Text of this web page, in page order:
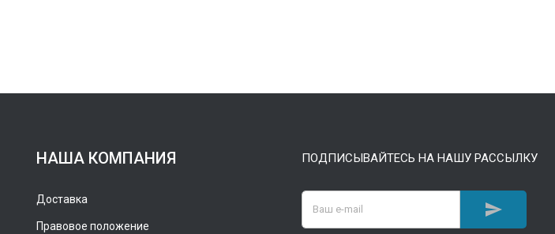
НАША КОМПАНИЯ
Доставка
Правовое положение
ПОДПИСЫВАЙТЕСЬ НА НАШУ РАССЫЛКУ
